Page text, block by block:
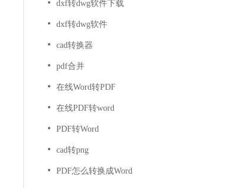
dxf转dwg软件下载
dxf转dwg软件
cad转换器
pdf合并
在线Word转PDF
在线PDF转word
PDF转Word
cad转png
PDF怎么转换成Word